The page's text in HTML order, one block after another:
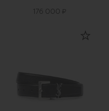
176 000 ₽